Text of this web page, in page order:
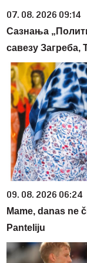
07. 08. 2026 09:14
Сазнања
савезу
09. 08. 2026 06:24
Mame, danas ne
Panteliju